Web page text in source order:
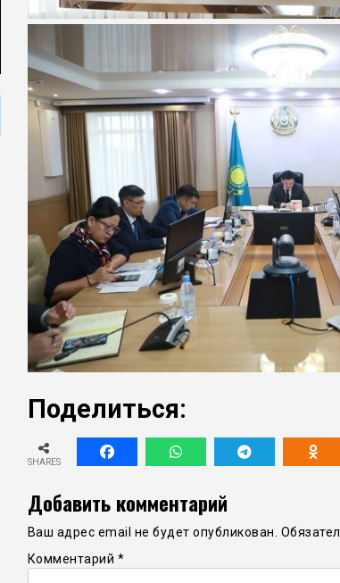
Поделиться:
SHARES
Добавить комментарий
Ваш адрес email не будет опубликован.
Комментарий *